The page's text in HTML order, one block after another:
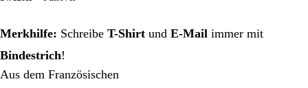
Merkhilfe: Schreibe T-Shirt und E-Mail immer mit
Bindestrich!
Aus dem Französischen